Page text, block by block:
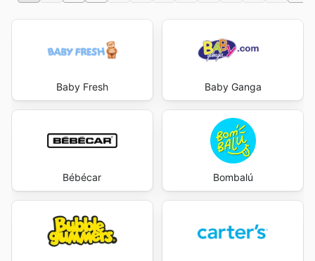
Baby Fresh Baby Ganga
Bébécar Bombalú